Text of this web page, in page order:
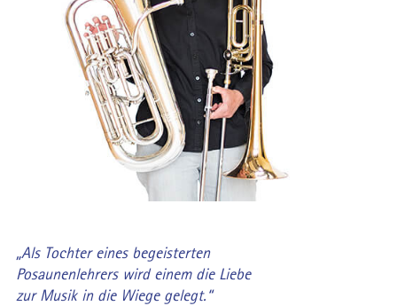
„Als Tochter eines begeisterten
Posaunenlehrers wird einem die Liebe
zur Musik in die Wiege gelegt.“